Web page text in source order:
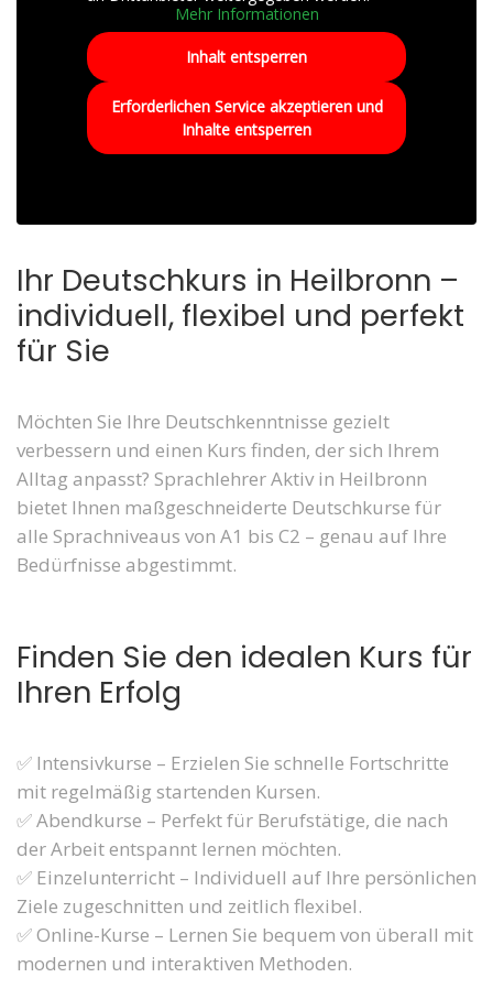
Mehr Informationen
Inhalt entsperren
Erforderlichen Service akzeptieren und
Inhalte entsperren
Ihr Deutschkurs in Heilbronn –
individuell, flexibel und perfekt
für Sie
Möchten Sie Ihre Deutschkenntnisse gezielt
verbessern und einen Kurs finden, der sich Ihrem
Alltag anpasst? Sprachlehrer Aktiv in Heilbronn
bietet Ihnen maßgeschneiderte Deutschkurse für
alle Sprachniveaus von A1 bis C2 – genau auf Ihre
Bedürfnisse abgestimmt.
Finden Sie den idealen Kurs für
Ihren Erfolg
✅ Intensivkurse – Erzielen Sie schnelle Fortschritte
mit regelmäßig startenden Kursen.
✅ Abendkurse – Perfekt für Berufstätige, die nach
der Arbeit entspannt lernen möchten.
✅ Einzelunterricht – Individuell auf Ihre persönlichen
Ziele zugeschnitten und zeitlich flexibel.
✅ Online-Kurse – Lernen Sie bequem von überall mit
modernen und interaktiven Methoden.